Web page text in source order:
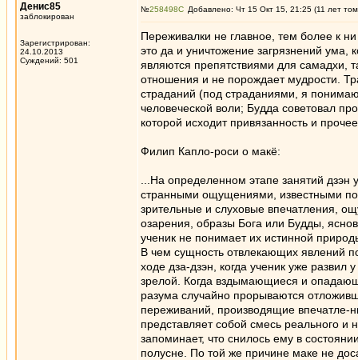
Денис85
заблокирован
Зарегистрирован:
24.10.2013
Суждений: 501
№258498 Добавлено: Чт 15 Окт 15, 21:25 (11 лет
Переживалки не главное, тем более к
это да и уничтожение загрязнений ума,
являются препятствиями для самадхи,
отношения и не порождает мудрости.
страданий (под страданиями, я
человеческой воли; Будда советовал
которой исходит привязанность и
Филип Капло-роси о макё:
...На определенном этапе занятий
странными ощущениями, известными
зрительные и слуховые впечатления,
озарения, образы Бога или Будды,
ученик не понимает их истинной
В чем сущность отвлекающих явлений
ходе дза-дзэн, когда ученик уже развил
зрелой. Когда вздымающиеся и
разума случайно прорываются
переживаний, производящие
представляет собой смесь реального
запоминает, что снилось ему в
полусне. По той же причине маке не